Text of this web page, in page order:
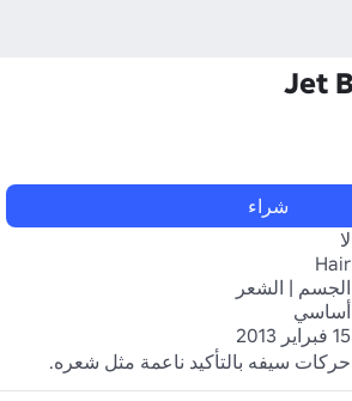
شراء
لا
Hair
الجسم | الشعر
أساسي
15 فبراير 2013
حركات سيفه بالتأكيد ناعمة مثل شعره.